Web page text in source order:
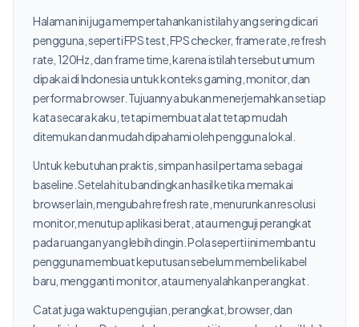
Halaman ini juga mempertahankan istilah yang sering dicari
pengguna, seperti FPS test, FPS checker, frame rate, refresh
rate, 120Hz, dan frame time, karena istilah tersebut umum
dipakai di Indonesia untuk konteks gaming, monitor, dan
performa browser. Tujuannya bukan menerjemahkan setiap
kata secara kaku, tetapi membuat alat tetap mudah
ditemukan dan mudah dipahami oleh pengguna lokal.
Untuk kebutuhan praktis, simpan hasil pertama sebagai
baseline. Setelah itu bandingkan hasil ketika memakai
browser lain, mengubah refresh rate, menurunkan resolusi
monitor, menutup aplikasi berat, atau menguji perangkat
pada ruangan yang lebih dingin. Pola seperti ini membantu
pengguna membuat keputusan sebelum membeli kabel
baru, mengganti monitor, atau menyalahkan perangkat.
Catat juga waktu pengujian, perangkat, browser, dan